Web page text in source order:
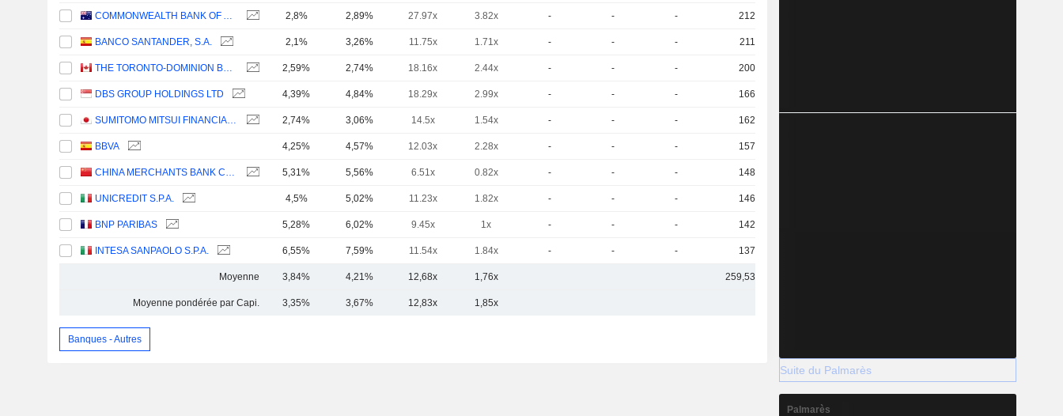
COMMONWEALTH BANK OF AUSTRALIA 2,8% 2,89% 27.97x 3.82x - - - 212 Md
BANCO SANTANDER, S.A. 2,1% 3,26% 11.75x 1.71x - - - 211 Md
THE TORONTO-DOMINION BANK 2,59% 2,74% 18.16x 2.44x - - - 200 Md
DBS GROUP HOLDINGS LTD 4,39% 4,84% 18.29x 2.99x - - - 166 Md
SUMITOMO MITSUI FINANCIAL GROUP, INC. 2,74% 3,06% 14.5x 1.54x - - - 162 Md
BBVA 4,25% 4,57% 12.03x 2.28x - - - 157 Md
CHINA MERCHANTS BANK CO., LTD. 5,31% 5,56% 6.51x 0.82x - - - 148 Md
UNICREDIT S.P.A. 4,5% 5,02% 11.23x 1.82x - - - 146 Md
BNP PARIBAS 5,28% 6,02% 9.45x 1x - - - 142 Md
INTESA SANPAOLO S.P.A. 6,55% 7,59% 11.54x 1.84x - - - 137 Md
Moyenne 3,84% 4,21% 12,68x 1,76x 259,53 Md
Moyenne pondérée par Capi. 3,35% 3,67% 12,83x 1,85x
Banques - Autres
Suite du Palmarès
Palmarès